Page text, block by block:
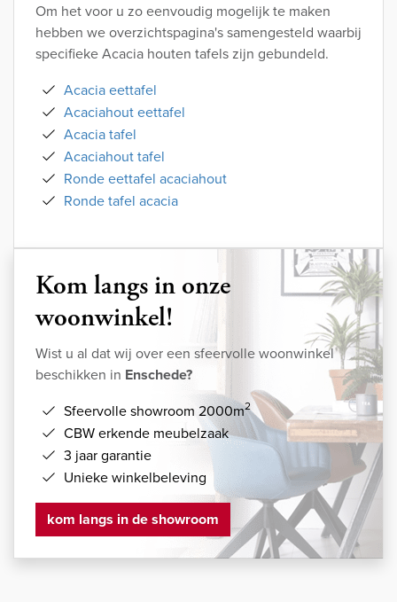
Om het voor u zo eenvoudig mogelijk te maken
hebben we overzichtspagina's samengesteld waarbij
specifieke Acacia houten tafels zijn gebundeld.
Acacia eettafel
Acaciahout eettafel
Acacia tafel
Acaciahout tafel
Ronde eettafel acaciahout
Ronde tafel acacia
Kom langs in onze
woonwinkel!
Wist u al dat wij over een sfeervolle woonwinkel
beschikken in Enschede?
Sfeervolle showroom 2000m2
CBW erkende meubelzaak
3 jaar garantie
Unieke winkelbeleving
kom langs in de showroom